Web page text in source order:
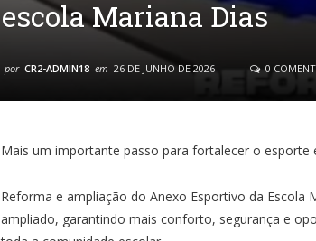
escola Mariana Dias
por CR2-ADMIN18 em 26 DE JUNHO DE 2026 0
Mais um importante passo para fortalecer o esporte
Reforma e ampliação do Anexo Esportivo da Escola
ampliado, garantindo mais conforto, segurança e